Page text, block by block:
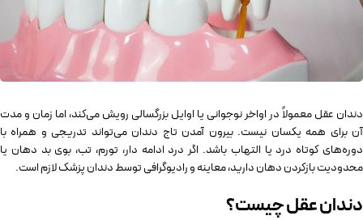
دندان عقل معمولاً در اواخر نوجوانی یا اوایل بزرگسالی رویش می‌کند، اما زمان و مدت
آن برای همه یکسان نیست. بیرون آمدن تاج دندان می‌تواند تدریجی و همراه با
دوره‌های کوتاه درد یا التهاب باشد. اگر درد ادامه دار، تورم، تب، بوی بد دهان یا
محدودیت بازکردن دهان دارید، معاینه و رادیوگرافی توسط دندان پزشک لازم است.
دندان عقل چیست؟